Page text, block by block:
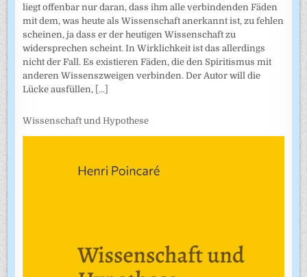
liegt offenbar nur daran, dass ihm alle verbindenden Fäden
mit dem, was heute als Wissenschaft anerkannt ist, zu fehlen
scheinen, ja dass er der heutigen Wissenschaft zu
widersprechen scheint. In Wirklichkeit ist das allerdings
nicht der Fall. Es existieren Fäden, die den Spiritismus mit
anderen Wissenszweigen verbinden. Der Autor will die
Lücke ausfüllen, [...]
Wissenschaft und Hypothese